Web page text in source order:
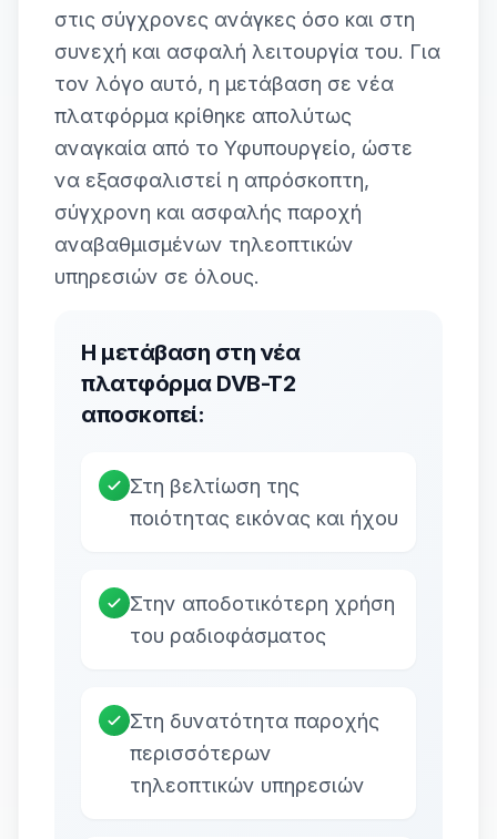
στις σύγχρονες ανάγκες όσο και στη
συνεχή και ασφαλή λειτουργία του. Για
τον λόγο αυτό, η μετάβαση σε νέα
πλατφόρμα κρίθηκε απολύτως
αναγκαία από το Υφυπουργείο, ώστε
να εξασφαλιστεί η απρόσκοπτη,
σύγχρονη και ασφαλής παροχή
αναβαθμισμένων τηλεοπτικών
υπηρεσιών σε όλους.
Η μετάβαση στη νέα
πλατφόρμα DVB-T2
αποσκοπεί:
Στη βελτίωση της
ποιότητας εικόνας και ήχου
Στην αποδοτικότερη χρήση
του ραδιοφάσματος
Στη δυνατότητα παροχής
περισσότερων
τηλεοπτικών υπηρεσιών